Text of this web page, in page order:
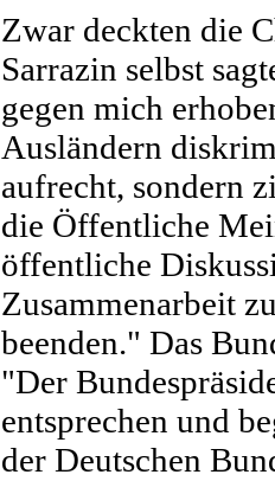
Zwar deckten die
Sarrazin selbst
gegen mich
Ausländern
aufrecht, sondern
die Öffentliche
öffentliche
Zusammenarbeit
beenden." Das
"Der
entsprechen und
der Deutschen